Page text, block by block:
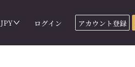
ログイン アカウント登録